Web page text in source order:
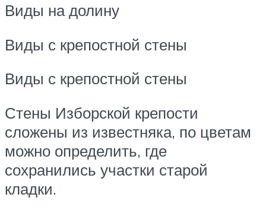
Виды на долину
Виды с крепостной стены
Виды с крепостной стены
Стены Изборской крепости
сложены из известняка, по цветам
можно определить, где
сохранились участки старой
кладки.